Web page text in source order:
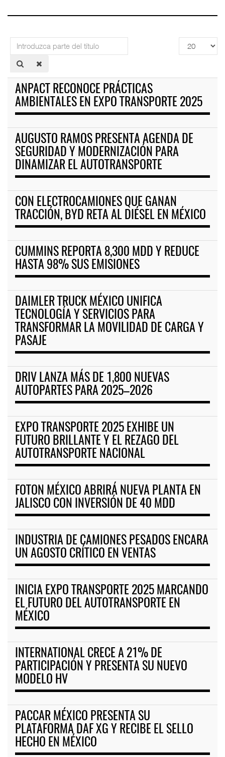
Introduzca
parte
del
Cantidad
a
ANPACT RECONOCE PRÁCTICAS
AMBIENTALES EN EXPO TRANSPORTE 2025
AUGUSTO RAMOS PRESENTA AGENDA DE
SEGURIDAD Y MODERNIZACIÓN PARA
DINAMIZAR EL AUTOTRANSPORTE
CON ELECTROCAMIONES QUE GANAN
TRACCIÓN, BYD RETA AL DIÉSEL EN MÉXICO
CUMMINS REPORTA 8,300 MDD Y REDUCE
HASTA 98% SUS EMISIONES
DAIMLER TRUCK MÉXICO UNIFICA
TECNOLOGÍA Y SERVICIOS PARA
TRANSFORMAR LA MOVILIDAD DE CARGA Y
PASAJE
DRIV LANZA MÁS DE 1,800 NUEVAS
AUTOPARTES PARA 2025–2026
EXPO TRANSPORTE 2025 EXHIBE UN
FUTURO BRILLANTE Y EL REZAGO DEL
AUTOTRANSPORTE NACIONAL
FOTON MÉXICO ABRIRÁ NUEVA PLANTA EN
JALISCO CON INVERSIÓN DE 40 MDD
INDUSTRIA DE CAMIONES PESADOS ENCARA
UN AGOSTO CRÍTICO EN VENTAS
INICIA EXPO TRANSPORTE 2025 MARCANDO
EL FUTURO DEL AUTOTRANSPORTE EN
MÉXICO
INTERNATIONAL CRECE A 21% DE
PARTICIPACIÓN Y PRESENTA SU NUEVO
MODELO HV
PACCAR MÉXICO PRESENTA SU
PLATAFORMA DAF XG Y RECIBE EL SELLO
HECHO EN MÉXICO